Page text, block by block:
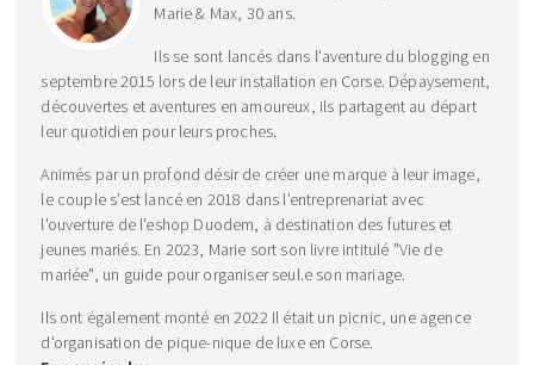
Marie & Max, 30 ans.
Ils se sont lancés dans l'aventure du blogging en
septembre 2015 lors de leur installation en Corse. Dépaysement,
découvertes et aventures en amoureux, ils partagent au départ
leur quotidien pour leurs proches.
Animés par un profond désir de créer une marque à leur image,
le couple s’est lancé en 2018 dans l’entreprenariat avec
l'ouverture de l'eshop Duodem, à destination des futures et
jeunes mariés. En 2023, Marie sort son livre intitulé "Vie de
mariée", un guide pour organiser seul.e son mariage.
Ils ont également monté en 2022 Il était un picnic, une agence
d'organisation de pique-nique de luxe en Corse.